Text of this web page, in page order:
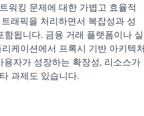
워킹 문제에 대한 가볍고 효율적
래픽을 처리하면서 복잡성과 성
됩니다. 금융 거래 플랫폼이나 실
케이션에서 프록시 기반 아키텍처
자가 성장하는 확장성, 리소스가
과제도 있습니다.